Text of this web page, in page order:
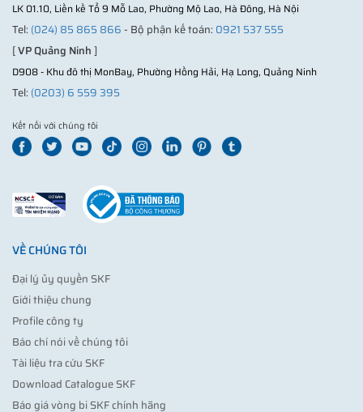
LK 01.10, Liền kề Tổ 9 Mỗ Lao, Phường Mộ Lao, Hà Đông, Hà Nội
Tel: (024) 85 865 866- Bộ phận kế toán: 0921 537 555
[VP Quảng Ninh]
D908 - Khu đô thị MonBay, Phường Hồng Hải, Hạ Long, Quảng Ninh
Tel: (0203) 6 559 395
Kết nối với chúng tôi
VỀ CHÚNG TÔI
Đại lý ủy quyền SKF
Giới thiệu chung
Profile công ty
Báo chí nói về chúng tôi
Tài liệu tra cứu SKF
Download Catalogue SKF
Báo giá vòng bi SKF chính hãng